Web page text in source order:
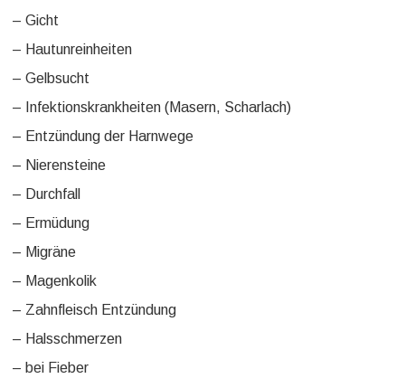
– Gicht
– Hautunreinheiten
– Gelbsucht
– Infektionskrankheiten (Masern, Scharlach)
– Entzündung der Harnwege
– Nierensteine
– Durchfall
– Ermüdung
– Migräne
– Magenkolik
– Zahnfleisch Entzündung
– Halsschmerzen
– bei Fieber